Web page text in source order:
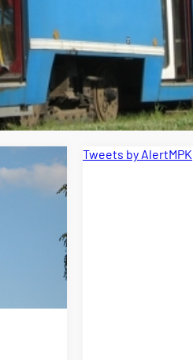
Tweets by AlertMPK